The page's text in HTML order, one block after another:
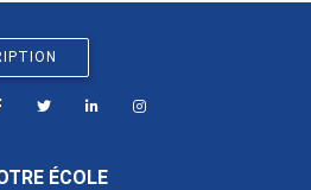
ÉCOLE